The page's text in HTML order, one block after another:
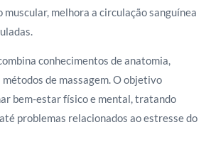
melhora a circulação sanguínea
conhecimentos de anatomia,
de massagem. O objetivo
bem-estar físico e mental, tratando
problemas relacionados ao estresse do